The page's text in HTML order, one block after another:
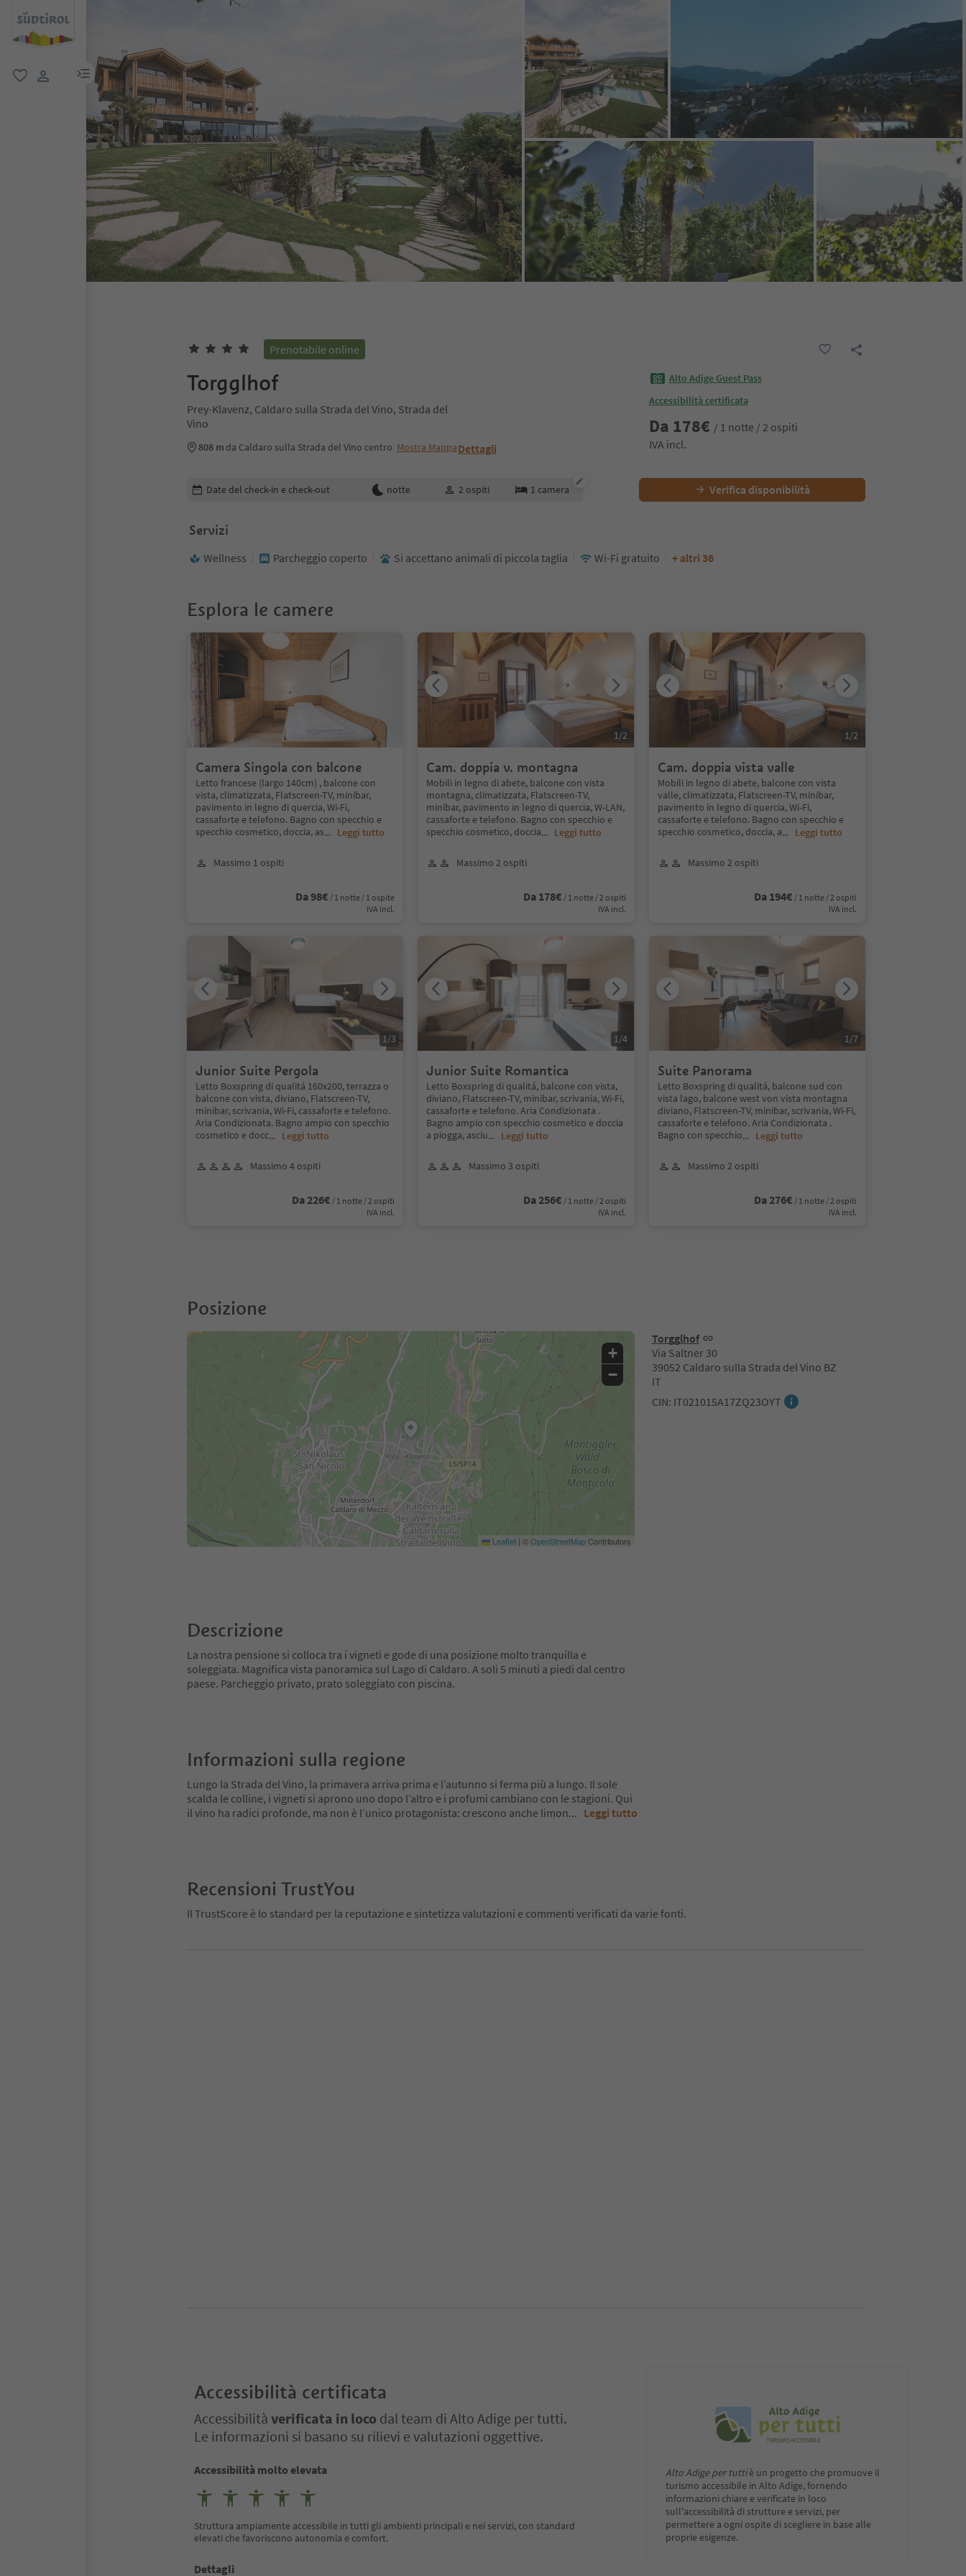
menu link
Prenotabile online
Torgglhof
Prey-Klavenz, Caldaro sulla Strada del Vino, Strada del
Vino
808 m da Caldaro sulla Strada del Vino centro Mostra MappaDettagli
Alto Adige Guest Pass
Accessibilità certificata
Da 178€ / 1 notte / 2 ospiti
IVA incl.
Modifica i dettagli della prenotazione
Date del check-in e check-out notte 2 ospiti 1 camera Verifica disponibilità
Servizi
Wellness Parcheggio coperto Si accettano animali di piccola taglia Wi-Fi gratuito + altri 36
Esplora le camere
Camera Singola con balcone
Letto francese (largo 140cm) , balcone con
vista, climatizzata, Flatscreen-TV, minibar,
pavimento in legno di quercia, Wi-Fi,
cassaforte e telefono. Bagno con specchio e
specchio cosmetico, doccia, as... Leggi tutto
Massimo 1 ospiti
Da 98€ / 1 notte / 1 ospite
IVA incl.
Cam. doppia v. montagna
Mobili in legno di abete, balcone con vista
montagna, climatizzata, Flatscreen-TV,
minibar, pavimento in legno di quercia, W-LAN,
cassaforte e telefono. Bagno con specchio e
specchio cosmetico, doccia... Leggi tutto
Massimo 2 ospiti
Da 178€ / 1 notte / 2 ospiti
IVA incl.
1/2
Cam. doppia vista valle
Mobili in legno di abete, balcone con vista
valle, climatizzata, Flatscreen-TV, minibar,
pavimento in legno di quercia, Wi-Fi,
cassaforte e telefono. Bagno con specchio e
specchio cosmetico, doccia, a... Leggi tutto
Massimo 2 ospiti
Da 194€ / 1 notte / 2 ospiti
IVA incl.
1/2
Junior Suite Pergola
Letto Boxspring di qualitá 160x200, terrazza o
balcone con vista, diviano, Flatscreen-TV,
minibar, scrivania, Wi-Fi, cassaforte e telefono.
Aria Condizionata. Bagno ampio con specchio
cosmetico e docc... Leggi tutto
Massimo 4 ospiti
Da 226€ / 1 notte / 2 ospiti
IVA incl.
1/3
Junior Suite Romantica
Letto Boxspring di qualitá, balcone con vista,
diviano, Flatscreen-TV, minibar, scrivania, Wi-Fi,
cassaforte e telefono. Aria Condizionata .
Bagno ampio con specchio cosmetico e doccia
a piogga, asciu... Leggi tutto
Massimo 3 ospiti
Da 256€ / 1 notte / 2 ospiti
IVA incl.
1/4
Suite Panorama
Letto Boxspring di qualitá, balcone sud con
vista lago, balcone west von vista montagna
diviano, Flatscreen-TV, minibar, scrivania, Wi-Fi,
cassaforte e telefono. Aria Condizionata .
Bagno con specchio... Leggi tutto
Massimo 2 ospiti
Da 276€ / 1 notte / 2 ospiti
IVA incl.
1/7
Posizione
Torgglhof
Via Saltner 30
39052 Caldaro sulla Strada del Vino BZ
IT
CIN: IT021015A17ZQ23OYT
+
−
Leaflet | ©OpenStreetMapContributors
Descrizione
La nostra pensione si colloca tra i vigneti e gode di una posizione molto tranquilla e
soleggiata. Magnifica vista panoramica sul Lago di Caldaro. A soli 5 minuti a piedi dal centro
paese. Parcheggio privato, prato soleggiato con piscina.
Informazioni sulla regione
Lungo la Strada del Vino, la primavera arriva prima e l’autunno si ferma più a lungo. Il sole
scalda le colline, i vigneti si aprono uno dopo l’altro e i profumi cambiano con le stagioni. Qui
il vino ha radici profonde, ma non è l’unico protagonista: crescono anche limon... Leggi tutto
Recensioni TrustYou
Il TrustScore è lo standard per la reputazione e sintetizza valutazioni e commenti verificati da varie fonti.
Accessibilità certificata
Accessibilità verificata in loco dal team di Alto Adige per tutti.
Le informazioni si basano su rilievi e valutazioni oggettive.
Accessibilità molto elevata
Struttura ampiamente accessibile in tutti gli ambienti principali e nei servizi, con standard
elevati che favoriscono autonomia e comfort.
Dettagli
Alto Adige per tuttiè un progetto che promuove il
turismo accessibile in Alto Adige, fornendo
informazioni chiare e verificate in loco
sull'accessibilità di strutture e servizi, per
permettere a ogni ospite di scegliere in base alle
proprie esigenze.